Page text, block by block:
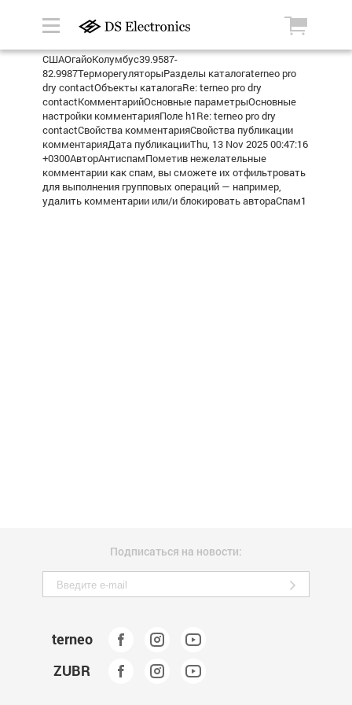
СШАОгайоКолумбус39.9587-
82.9987ТерморегуляторыРазделы каталогаterneo pro
dry contactОбъекты каталогаRe: terneo pro dry
contactКомментарийОсновные параметрыОсновные
настройки комментарияПоле h1Re: terneo pro dry
contactСвойства комментарияСвойства публикации
комментарияДата публикацииThu, 13 Nov 2025 00:47:16
+0300АвторАнтиспамПометив нежелательные
комментарии как спам, вы сможете их отфильтровать
для выполнения групповых операций — например,
удалить комментарии или/и блокировать автораСпам1
Подписаться на новости:
terneo
ZUBR